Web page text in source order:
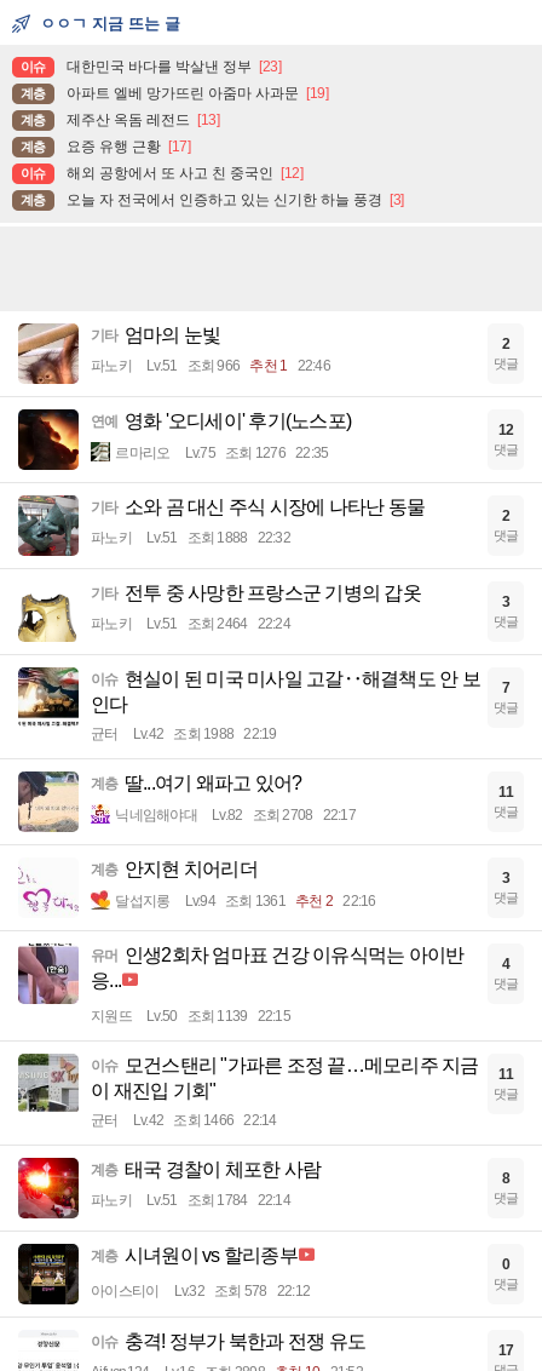
ㅇㅇㄱ 지금 뜨는 글
이슈 대한민국 바다를 박살낸 정부 [23]
계층 아파트 엘베 망가뜨린 아줌마 사과문 [19]
계층 제주산 옥돔 레전드 [13]
계층 요증 유행 근황 [17]
이슈 해외 공항에서 또 사고 친 중국인 [12]
계층 오늘 자 전국에서 인증하고 있는 신기한 하늘 풍경 [3]
기타 엄마의 눈빛
파노키 Lv.51 조회 966 추천 1 22:46
2
댓글
연예 영화 '오디세이' 후기(노스포)
르마리오 Lv.75 조회 1276 22:35
12
댓글
기타 소와 곰 대신 주식 시장에 나타난 동물
파노키 Lv.51 조회 1888 22:32
2
댓글
기타 전투 중 사망한 프랑스군 기병의 갑옷
파노키 Lv.51 조회 2464 22:24
3
댓글
이슈 현실이 된 미국 미사일 고갈‥해결책도 안 보
인다
균터 Lv.42 조회 1988 22:19
7
댓글
계층 딸...여기 왜파고 있어?
닉네임해야대 Lv.82 조회 2708 22:17
11
댓글
계층 안지현 치어리더
달섭지롱 Lv.94 조회 1361 추천 2 22:16
3
댓글
유머 인생2회차 엄마표 건강 이유식먹는 아이반
응...
지원뜨 Lv.50 조회 1139 22:15
4
댓글
이슈
모건스탠리 "가파른 조정 끝…메모리주 지금
이 재진입 기회"
균터 Lv.42 조회 1466 22:14
11
댓글
계층 태국 경찰이 체포한 사람
파노키 Lv.51 조회 1784 22:14
8
댓글
계층 시녀원이 vs 할리종부
아이스티이 Lv.32 조회 578 22:12
0
댓글
이슈 충격! 정부가 북한과 전쟁 유도 17